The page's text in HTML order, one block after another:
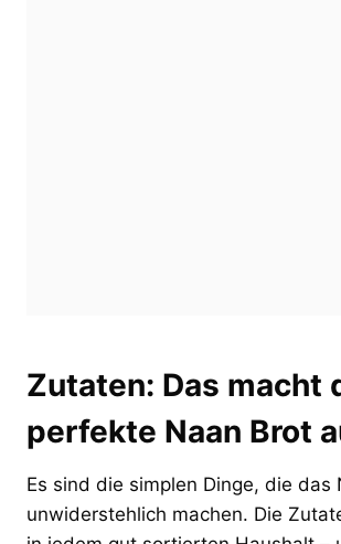
Zutaten: Das macht
perfekte Naan Brot
Es sind die simplen Dinge, die das
unwiderstehlich machen. Die